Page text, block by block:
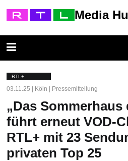
Media
RTL+
03.11.25 | Köln | Pressemitteilung
„Das Sommerhaus
führt erneut VOD-
RTL+ mit 23
privaten Top 25